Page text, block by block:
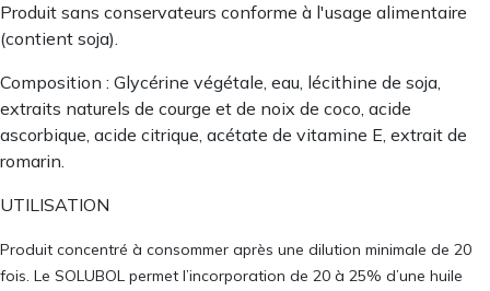
Produit sans conservateurs conforme à l'usage alimentaire
(contient soja).
Composition : Glycérine végétale, eau, lécithine de soja,
extraits naturels de courge et de noix de coco, acide
ascorbique, acide citrique, acétate de vitamine E, extrait de
romarin.
UTILISATION
Produit concentré à consommer après une dilution minimale de 20
fois. Le SOLUBOL permet l’incorporation de 20 à 25% d’une huile